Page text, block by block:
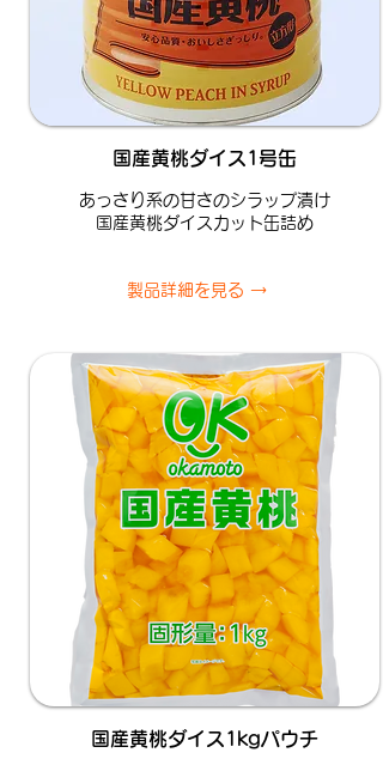
国産黄桃ダイス1号缶
あっさり系の甘さのシラップ漬け
国産黄桃ダイスカット缶詰め
製品詳細を見る →
国産黄桃ダイス1kgパウチ